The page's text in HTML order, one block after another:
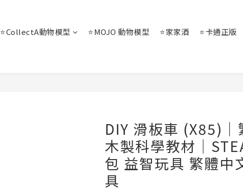
⭐CollectA動物模型 ⭐MOJO 動物模型 ⭐家家酒
⭐卡通正版
DIY 滑板車 (X85)｜
木製科學教材｜
包 益智玩具 繁體中
具